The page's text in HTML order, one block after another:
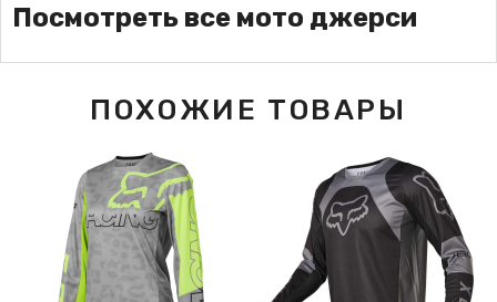
Посмотреть все мото джерси
ПОХОЖИЕ ТОВАРЫ